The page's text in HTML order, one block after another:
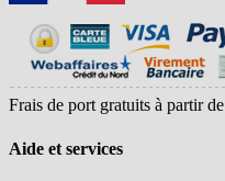
Frais de port gratuits à partir de
Aide et services